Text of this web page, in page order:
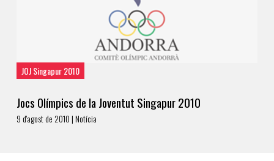
JOJ Singapur 2010
Jocs Olímpics de la Joventut Singapur 2010
9 d'agost de 2010 | Notícia